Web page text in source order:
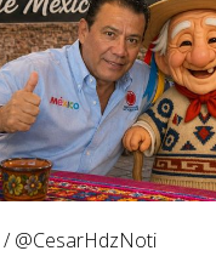
@CesarHdzNoti